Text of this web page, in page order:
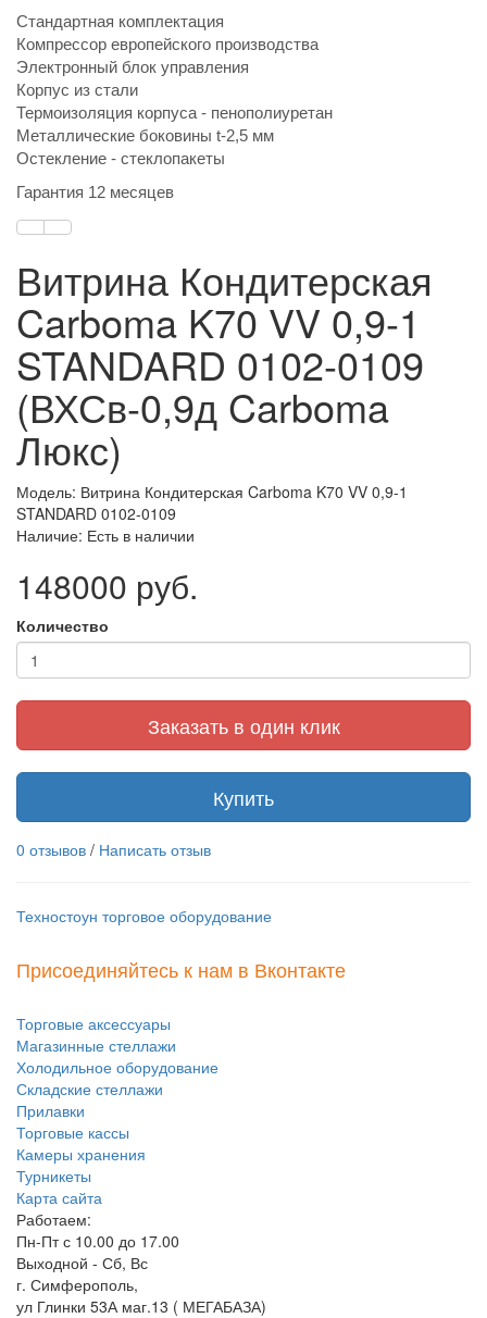
Стандартная комплектация
Компрессор европейского производства
Электронный блок управления
Корпус из стали
Термоизоляция корпуса - пенополиуретан
Металлические боковины t-2,5 мм
Остекление - стеклопакеты
Гарантия 12 месяцев
Витрина Кондитерская
Carboma K70 VV 0,9-1
STANDARD 0102-0109
(ВХСв-0,9д Carboma
Люкс)
Модель: Витрина Кондитерская Carboma K70 VV 0,9-1
STANDARD 0102-0109
Наличие: Есть в наличии
148000 руб.
Количество
Заказать в один клик
Купить
0 отзывов / Написать отзыв
Техностоун торговое оборудование
Присоединяйтесь к нам в Вконтакте
Торговые аксессуары
Магазинные стеллажи
Холодильное оборудование
Складские стеллажи
Прилавки
Торговые кассы
Камеры хранения
Турникеты
Карта сайта
Работаем:
Пн-Пт с 10.00 до 17.00
Выходной - Сб, Вс
г. Симферополь,
ул Глинки 53А маг.13 ( МЕГАБАЗА)